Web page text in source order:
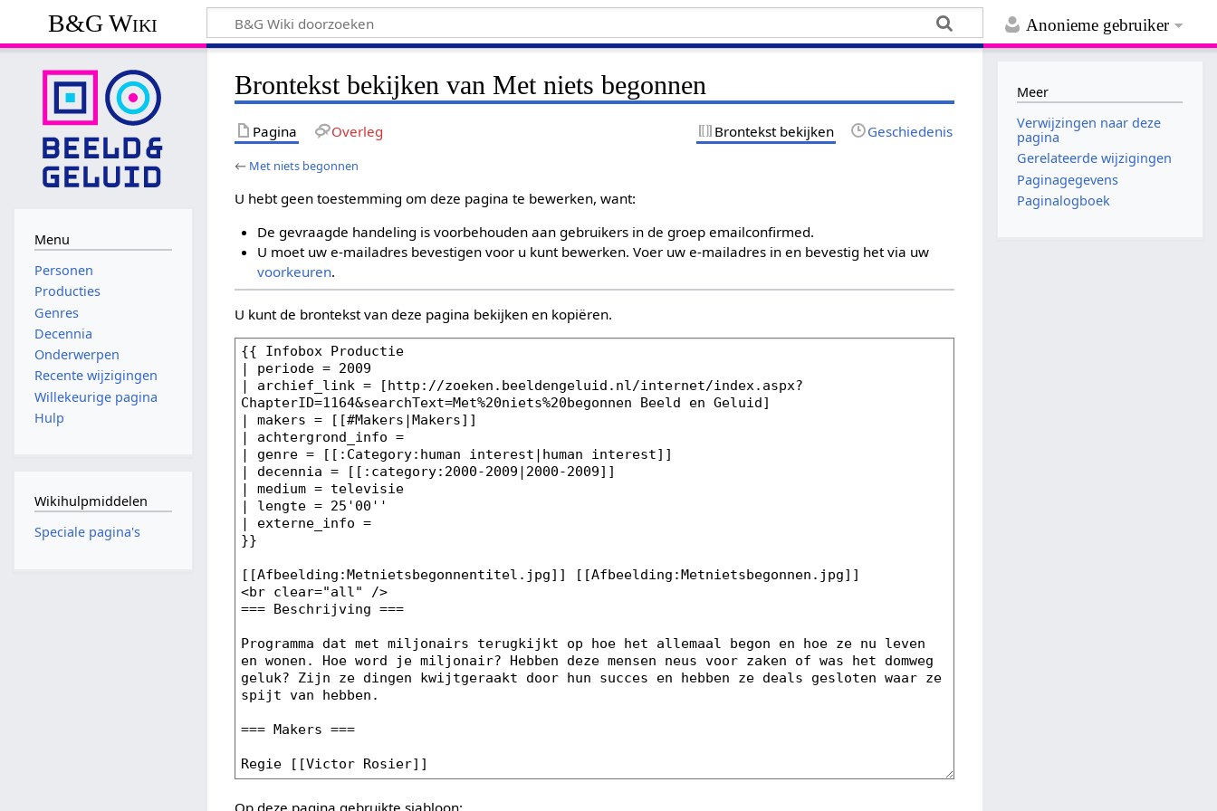
Anonieme gebruiker
B&G Wiki
Brontekst bekijken van Met niets begonnen
Pagina Overleg Brontekst bekijken Geschiedenis
← Met niets begonnen
U hebt geen toestemming om deze pagina te bewerken, want:
De gevraagde handeling is voorbehouden aan gebruikers in de groep emailconfirmed.
U moet uw e-mailadres bevestigen voor u kunt bewerken. Voer uw e-mailadres in en bevestig het via uw
voorkeuren.
U kunt de brontekst van deze pagina bekijken en kopiëren.
Op deze pagina gebruikte sjabloon:
Menu
Personen
Producties
Genres
Decennia
Onderwerpen
Recente wijzigingen
Willekeurige pagina
Hulp
Wikihulpmiddelen
Speciale pagina's
Meer
Verwijzingen naar deze
pagina
Gerelateerde wijzigingen
Paginagegevens
Paginalogboek